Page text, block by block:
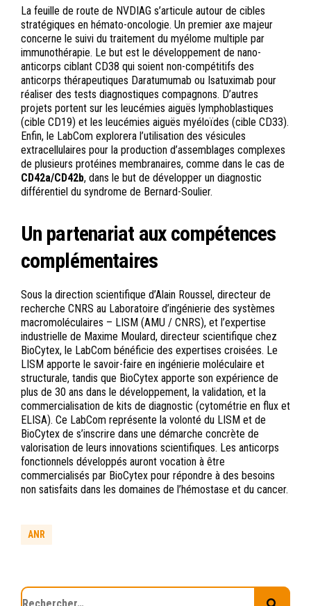
La feuille de route de NVDIAG s’articule autour de cibles
stratégiques en hémato-oncologie. Un premier axe majeur
concerne le suivi du traitement du myélome multiple par
immunothérapie. Le but est le développement de nano-
anticorps ciblant CD38 qui soient non-compétitifs des
anticorps thérapeutiques Daratumumab ou Isatuximab pour
réaliser des tests diagnostiques compagnons. D’autres
projets portent sur les leucémies aiguës lymphoblastiques
(cible CD19) et les leucémies aiguës myéloïdes (cible CD33).
Enfin, le LabCom explorera l’utilisation des vésicules
extracellulaires pour la production d’assemblages complexes
de plusieurs protéines membranaires, comme dans le cas de
CD42a/CD42b, dans le but de développer un diagnostic
différentiel du syndrome de Bernard-Soulier.
Un partenariat aux compétences
complémentaires
Sous la direction scientifique d’Alain Roussel, directeur de
recherche CNRS au Laboratoire d’ingénierie des systèmes
macromoléculaires – LISM (AMU / CNRS), et l’expertise
industrielle de Maxime Moulard, directeur scientifique chez
BioCytex, le LabCom bénéficie des expertises croisées. Le
LISM apporte le savoir-faire en ingénierie moléculaire et
structurale, tandis que BioCytex apporte son expérience de
plus de 30 ans dans le développement, la validation, et la
commercialisation de kits de diagnostic (cytométrie en flux et
ELISA). Ce LabCom représente la volonté du LISM et de
BioCytex de s’inscrire dans une démarche concrète de
valorisation de leurs innovations scientifiques. Les anticorps
fonctionnels développés auront vocation à être
commercialisés par BioCytex pour répondre à des besoins
non satisfaits dans les domaines de l’hémostase et du cancer.
ANR